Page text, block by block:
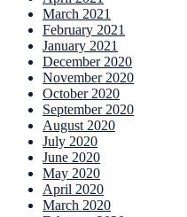
March 2021
February 2021
January 2021
December 2020
November 2020
October 2020
September 2020
August 2020
July 2020
June 2020
May 2020
April 2020
March 2020